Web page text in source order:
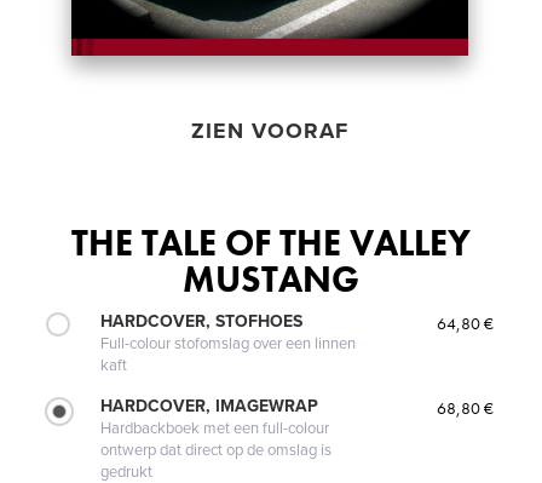
ZIEN VOORAF
THE TALE OF THE VALLEY
MUSTANG
HARDCOVER, STOFHOES
Full-colour stofomslag over een linnen
kaft
64,80 €
HARDCOVER, IMAGEWRAP
Hardbackboek met een full-colour
ontwerp dat direct op de omslag is
gedrukt
68,80 €